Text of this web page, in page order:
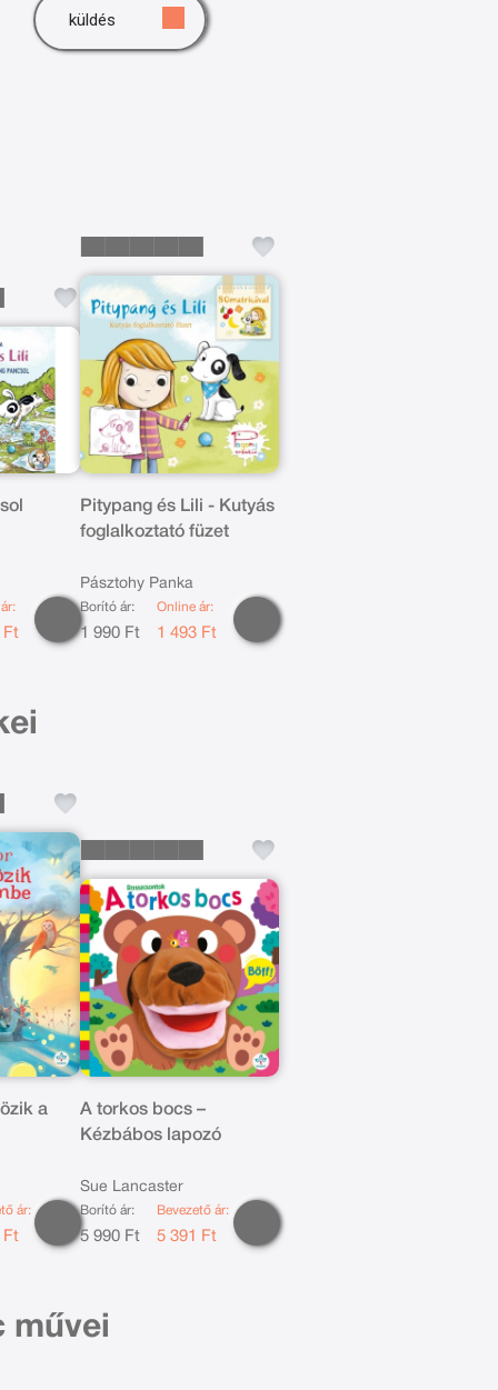
küldés
Ft
Pitypang és Lili - Kutyás
foglalkoztató füzet
Pásztohy Panka
Borító ár:
1 990 Ft
Online ár:
1 493 Ft
a
ár:
Ft
A torkos bocs –
Kézbábos lapozó
Sue Lancaster
Borító ár:
5 990 Ft
Bevezető ár:
5 391 Ft
művei